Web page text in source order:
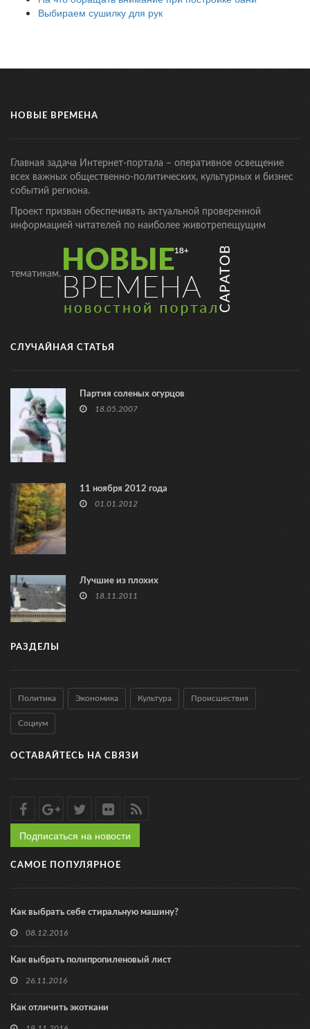
Выбираем сушилку для рук
НОВЫЕ ВРЕМЕНА
Главная задача Интернет-портала – оперативное освещение
всех важных общественно-политических, культурных и бизнес
событий региона.
Проект призван обеспечивать актуальной проверенной
информацией читателей по наиболее животрепещущим
тематикам.
СЛУЧАЙНАЯ СТАТЬЯ
Партия соленых огурцов
18.05.2007
11 ноября 2012 года
01.01.2012
Лучшие из плохих
18.11.2011
РАЗДЕЛЫ
Политика Экономика Культура Происшествия
Социум
ОСТАВАЙТЕСЬ НА СВЯЗИ
Подписаться на новости
САМОЕ ПОПУЛЯРНОЕ
Как выбрать себе стиральную машину?
08.12.2016
Как выбрать полипропиленовый лист
26.11.2016
Как отличить экоткани